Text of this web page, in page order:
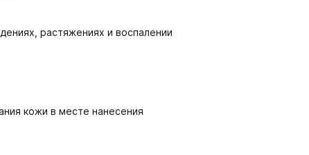
растяжениях и воспалении
кожи в месте нанесения